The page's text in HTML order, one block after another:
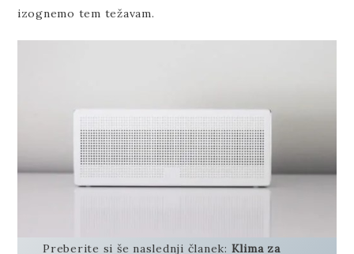
izognemo tem težavam.
Preberite si še naslednji članek: Klima za